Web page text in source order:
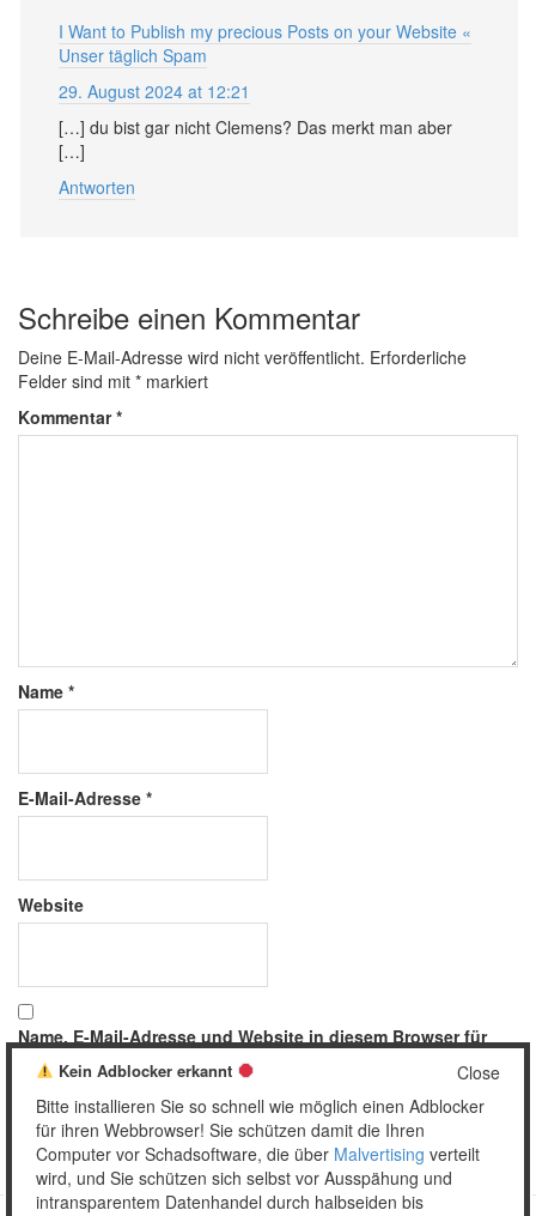
I Want to Publish my precious Posts on your Website «
Unser täglich Spam
29. August 2024 at 12:21
[…] du bist gar nicht Clemens? Das merkt man aber
[…]
Antworten
Schreibe einen Kommentar
Deine E-Mail-Adresse wird nicht veröffentlicht. Erforderliche
Felder sind mit * markiert
Kommentar*
Name *
E-Mail-Adresse *
Website
Name, E-Mail-Adresse und Website in diesem Browser für
meinen nächsten Kommentar speichern.
Close
Kein Adblocker erkannt
Bitte installieren Sie so schnell wie möglich einen Adblocker
für ihren Webbrowser! Sie schützen damit die Ihren
Computer vor Schadsoftware, die über Malvertising verteilt
wird, und Sie schützen sich selbst vor Ausspähung und
intransparentem Datenhandel durch halbseiden bis